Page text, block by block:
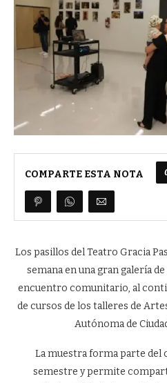
COMPARTE ESTA NOTA
Los pasillos del Teatro Gracia
semana en una gran galería
encuentro comunitario, al
de cursos de los talleres de
Autónoma de
La muestra forma parte del
semestre y permite